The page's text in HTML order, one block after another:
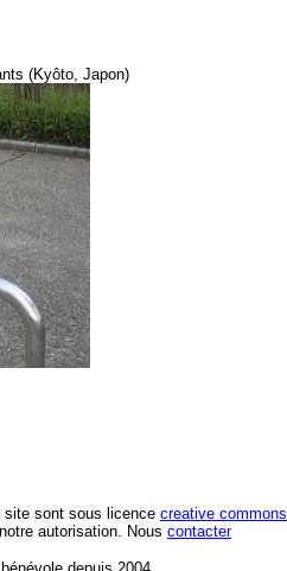
(Kyôto, Japon)
site sont sous licence creative commons
autorisation. Nous contacter